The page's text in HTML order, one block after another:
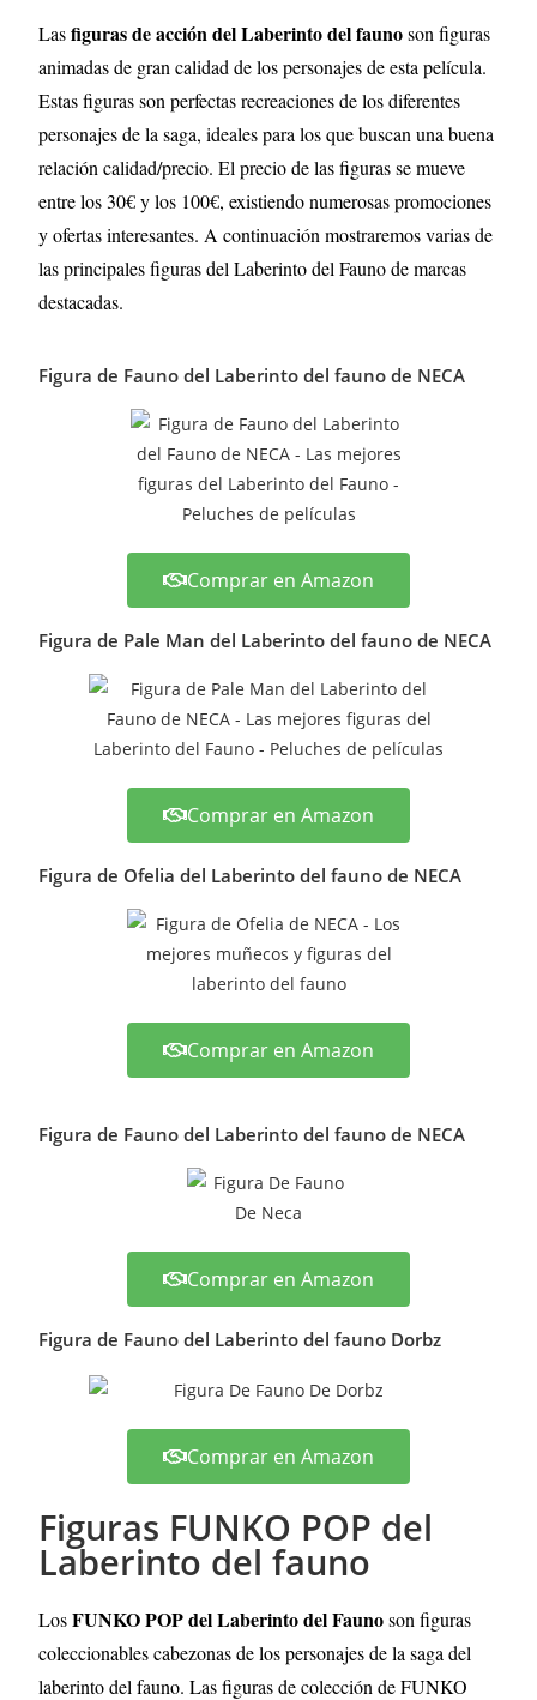
Lasfiguras de acción del Laberinto del faunoson figuras
animadas de gran calidad de los personajes de esta película.
Estas figuras son perfectas recreaciones de los diferentes
personajes de la saga, ideales para los que buscan una buena
relación calidad/precio. El precio de las figuras se mueve
entre los 30€ y los 100€, existiendo numerosas promociones
y ofertas interesantes. A continuación mostraremos varias de
las principales figuras del Laberinto del Fauno de marcas
destacadas.
Figura de Fauno del Laberinto del fauno de NECA
Comprar en Amazon
Figura de Pale Man del Laberinto del fauno de NECA
Comprar en Amazon
Figura de Ofelia del Laberinto del fauno de NECA
Comprar en Amazon
Figura de Fauno del Laberinto del fauno de NECA
Comprar en Amazon
Figura de Fauno del Laberinto del fauno Dorbz
Comprar en Amazon
Figuras FUNKO POP del
Laberinto del fauno
LosFUNKO POP del Laberinto del Faunoson figuras
coleccionables cabezonas de los personajes de la saga del
laberinto del fauno. Las figuras de colección de FUNKO